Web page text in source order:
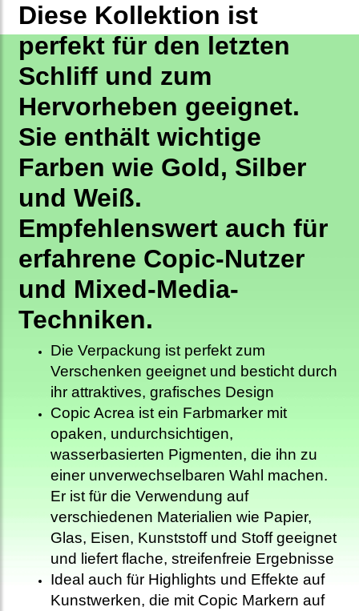
Diese Kollektion ist
perfekt für den letzten
Schliff und zum
Hervorheben geeignet.
Sie enthält wichtige
Farben wie Gold, Silber
und Weiß.
Empfehlenswert auch für
erfahrene Copic-Nutzer
und Mixed-Media-
Techniken.
Die Verpackung ist perfekt zum
Verschenken geeignet und besticht durch
ihr attraktives, grafisches Design
Copic Acrea ist ein Farbmarker mit
opaken, undurchsichtigen,
wasserbasierten Pigmenten, die ihn zu
einer unverwechselbaren Wahl machen.
Er ist für die Verwendung auf
verschiedenen Materialien wie Papier,
Glas, Eisen, Kunststoff und Stoff geeignet
und liefert flache, streifenfreie Ergebnisse
Ideal auch für Highlights und Effekte auf
Kunstwerken, die mit Copic Markern auf